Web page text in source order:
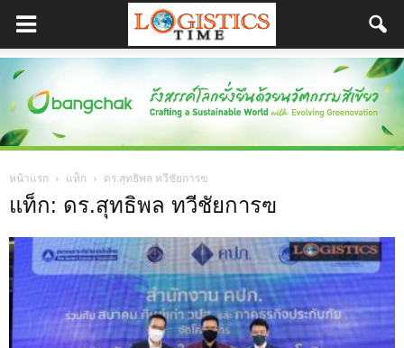
หน้าแรก แท็ก ดร.สุทธิพล ทวีชัยการฃ
แท็ก: ดร.สุทธิพล ทวีชัยการฃ